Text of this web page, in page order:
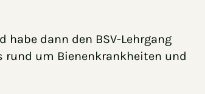
dann den BSV-Lehrgang
rund um Bienenkrankheiten und